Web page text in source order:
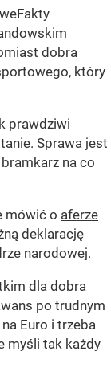
dobra
który
prawdziwi
Sprawa jest
na co
mówić o aferze
deklarację
narodowej.
dla dobra
po trudnym
Euro i trzeba
myśli tak każdy